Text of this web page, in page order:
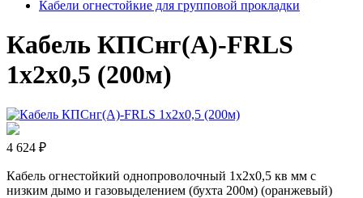
Кабели огнестойкие для групповой прокладки
Кабель КПСнг(А)-FRLS
1х2х0,5 (200м)
4 624 ₽
Кабель огнестойкий однопроволочный 1х2х0,5 кв мм с
низким дымо и газовыделением (бухта 200м) (оранжевый)